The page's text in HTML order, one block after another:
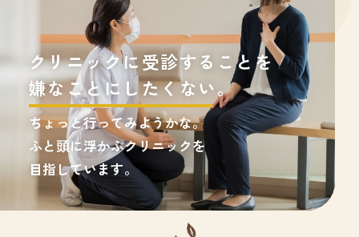
病気になってからではなく
病気を未然に防いでいきたい。
小さなサインを見逃さず、
ご相談内容をもとにあなたに合う
予防方法や治療をご提案いたします。
病気を診るのではなく、
患者様を診ることを大切に
しています。
クリニックに受診することを
嫌なことにしたくない。
ちょっと行ってみようかな。
ふと頭に浮かぶクリニックを
目指しています。